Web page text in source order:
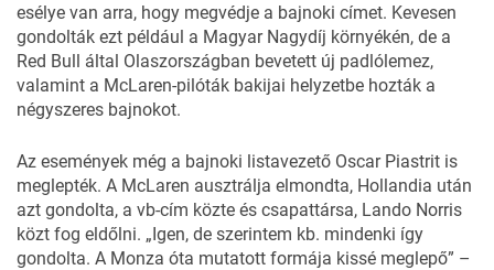
esélye van arra, hogy megvédje a bajnoki címet. Kevesen
gondolták ezt például a Magyar Nagydíj környékén, de a
Red Bull által Olaszországban bevetett új padlólemez,
valamint a McLaren-pilóták bakijai helyzetbe hozták a
négyszeres bajnokot.
Az események még a bajnoki listavezető Oscar Piastrit is
meglepték. A McLaren ausztrálja elmondta, Hollandia után
azt gondolta, a vb-cím közte és csapattársa, Lando Norris
közt fog eldőlni. „Igen, de szerintem kb. mindenki így
gondolta. A Monza óta mutatott formája kissé meglepő” –